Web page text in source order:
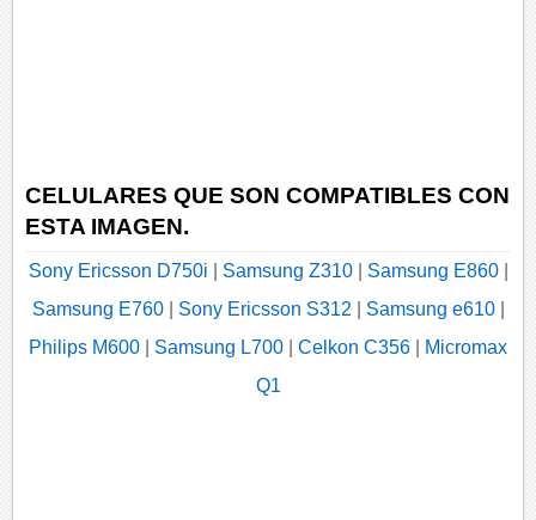
CELULARES QUE SON COMPATIBLES CON
ESTA IMAGEN.
Sony Ericsson D750i Samsung Z310| Samsung E860|
Samsung E760| Sony Ericsson S312 Samsung e610|
Philips M600
Samsung L700 Celkon C356
Micromax
Q1